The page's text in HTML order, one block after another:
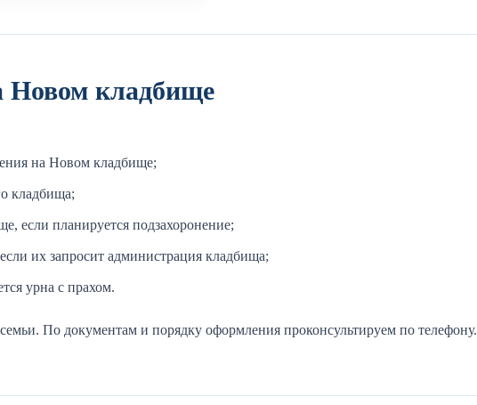
Новом кладбище
на Новом кладбище;
кладбища;
если планируется подзахоронение;
их запросит администрация кладбища;
урна с прахом.
По документам и порядку оформления проконсультируем по телефону.